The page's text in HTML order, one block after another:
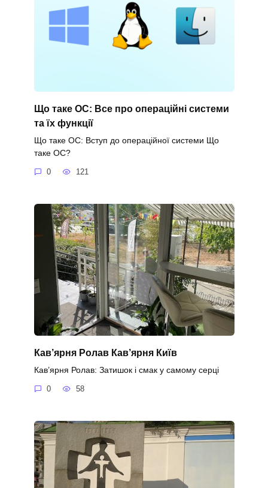
Що таке ОС: Все про операційні системи
та їх функції
Що таке ОС: Вступ до операційної системи Що
таке ОС?
0 121
Кав’ярня Ролав Кав’ярня Київ
Кав’ярня Ролав: Затишок і смак у самому серці
0 58